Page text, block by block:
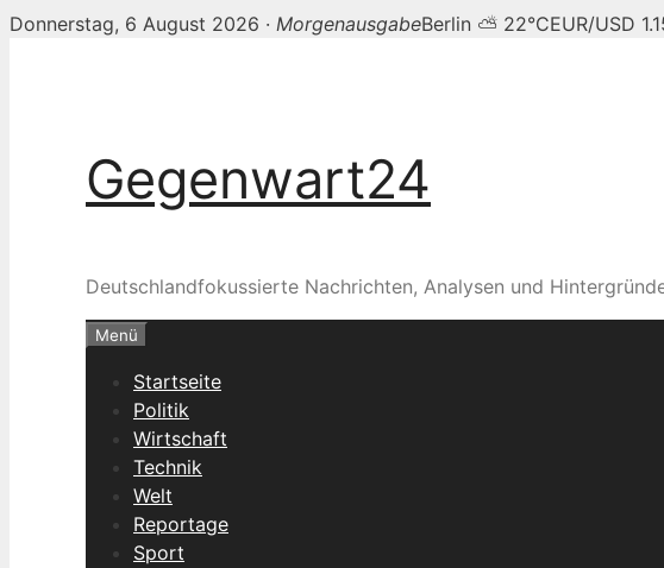
Donnerstag, 6 August 2026 · MorgenausgabeBerlin ⛅ 22°CEUR/USD
Gegenwart24
Deutschlandfokussierte Nachrichten, Analysen und
Menü
Startseite
Politik
Wirtschaft
Technik
Welt
Reportage
Sport